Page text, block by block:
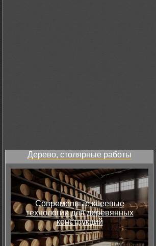
Дерево, столярные работы
Современные клеевые
технологии для деревянных
конструкций